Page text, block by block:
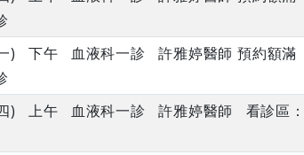
) 下午 血液科一診 許雅婷醫師 預約額滿
) 上午 血液科一診 許雅婷醫師 看診區：